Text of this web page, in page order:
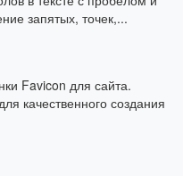
запятых, точек,...
Favicon для сайта.
качественного создания